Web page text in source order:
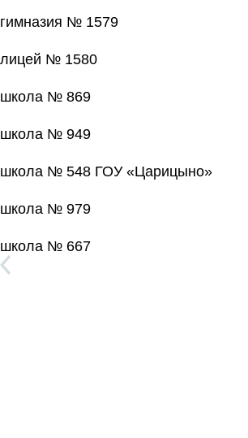
гимназия № 1579
лицей № 1580
школа № 869
школа № 949
школа № 548 ГОУ «Царицыно»
школа № 979
школа № 667